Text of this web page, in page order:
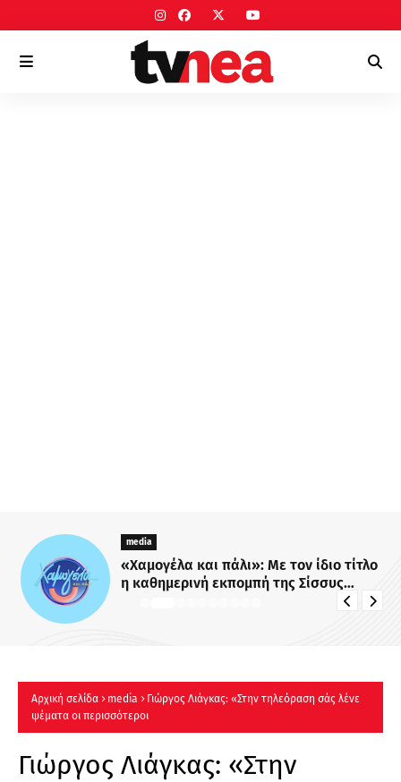
media
«Χαμογέλα και πάλι»: Με τον ίδιο τίτλο
η καθημερινή εκπομπή της Σίσσυς
Αρχική σελίδα media
Γιώργος Λιάγκας: «Στην τηλεόραση σάς λένε
ψέματα οι περισσότεροι
Γιώργος Λιάγκας: «Στην